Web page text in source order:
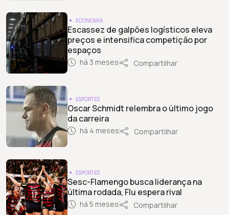
ECONOMIA
Escassez de galpões logísticos eleva
preços e intensifica competição por
espaços
há 3 meses Compartilhar
ESPORTES
Oscar Schmidt relembra o último jogo
da carreira
há 4 meses Compartilhar
ESPORTES
Sesc-Flamengo busca liderança na
última rodada, Flu espera rival
há 5 meses Compartilhar